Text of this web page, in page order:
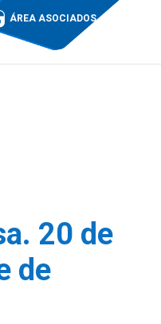
ÁREA ASOCIADOS
20 de
de